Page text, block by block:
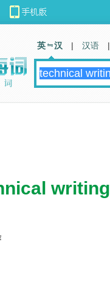
writing
英 汉 | 汉语 |